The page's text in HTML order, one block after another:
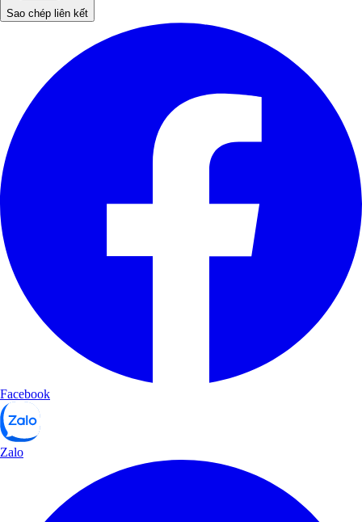
Sao chép liên kết
Facebook
Zalo